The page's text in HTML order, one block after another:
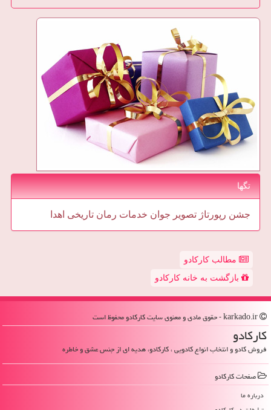
تگها
جشن رپورتاژ تصویر جوان خدمات رمان تاریخی اهدا
مطالب کارکادو
بازگشت به خانه کارکادو
كاركادو
فروش کادو و انتخاب انواع کادویی ، کارکادو، هدیه ای از جنس عشق و خاطره
صفحات كاركادو
درباره ما